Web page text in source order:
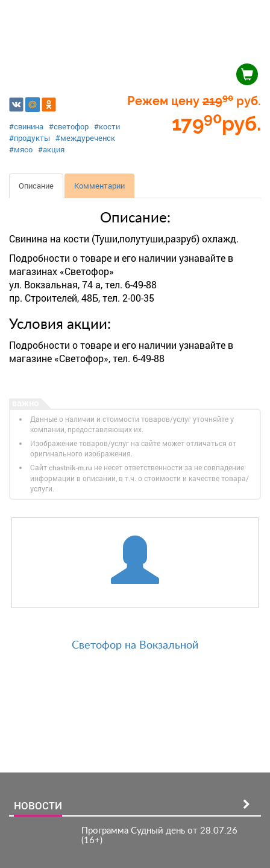
Режем цену 21990 руб.
17990руб.
#свинина #светофор #кости
#продукты #междуреченск
#мясо #акция
Описание Комментарии
Описание:
Свинина на кости (Туши,полутуши,разруб) охлажд.
Подробности о товаре и его наличии узнавайте в
магазинах «Светофор»
ул. Вокзальная, 74 а, тел. 6-49-88
пр. Строителей, 48Б, тел. 2-00-35
Условия акции:
Подробности о товаре и его наличии узнавайте в
магазине «Светофор», тел. 6-49-88
Данные о наличии и стоимости товаров/услуг уточняйте у
компании, предоставляющих их.
Изображение товаров/услуг на сайте может отличаться от
оригинального изображения.
Сайт chastnik-m.ru не несет ответственности за не совпадение
информации в описании, в т.ч. о стоимости и качестве товара/
услуги.
Светофор на Вокзальной
НОВОСТИ
Программа Судный день от 28.07.26
(16+)